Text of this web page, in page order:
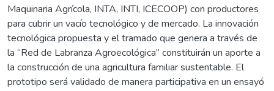
Maquinaria Agrícola, INTA, INTI, ICECOOP) con productores
para cubrir un vacío tecnológico y de mercado. La innovación
tecnológica propuesta y el tramado que genera a través de
la “Red de Labranza Agroecológica” constituirán un aporte a
la construcción de una agricultura familiar sustentable. El
prototipo será validado de manera participativa en un ensayó